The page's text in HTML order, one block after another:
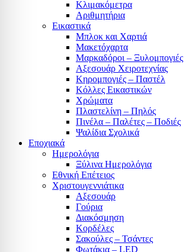
Κλιμακόμετρα
Αριθμητήρια
Εικαστικά
Μπλοκ και Χαρτιά
Μακετόχαρτα
Μαρκαδόροι – Ξυλομπογιές
Αξεσουάρ Χειροτεχνίας
Κηρομπογιές – Παστέλ
Κόλλες Εικαστικών
Χρώματα
Πλαστελίνη – Πηλός
Πινέλα – Παλέτες – Ποδιές
Ψαλίδια Σχολικά
Εποχιακά
Ημερολόγια
Ξύλινα Ημερολόγια
Εθνική Επέτειος
Χριστουγεννιάτικα
Αξεσουάρ
Γούρια
Διακόσμηση
Κορδέλες
Σακούλες – Τσάντες
Φωτάκια – LED